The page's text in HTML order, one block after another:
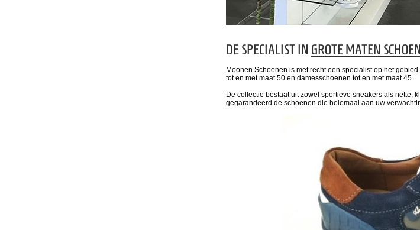
DE SPECIALIST IN GROTE MATEN
Moonen Schoenen is met recht een specialist op het
tot en met maat 50 en damesschoenen tot en met maat 45.
De collectie bestaat uit zowel sportieve sneakers als nette,
gegarandeerd de schoenen die helemaal aan uw